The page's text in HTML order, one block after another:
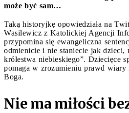
może być sam…
Taką historyjkę opowiedziała na
Wasilewicz z Katolickiej Agencji
przypomina się ewangeliczna
odmienicie i nie staniecie jak dzieci,
królestwa niebieskiego”. Dziecięce
pomaga w zrozumieniu prawd
Boga.
Nie ma miłości